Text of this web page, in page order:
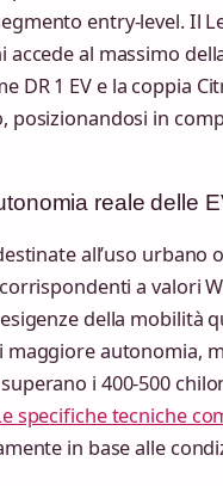
entry-level. Il
accede al massimo
DR 1 EV e la coppia
posizionandosi in
reale delle
all’uso
a valori
della mobilità
maggiore autonomia,
superano i 400-500
specifiche tecniche
in base alle